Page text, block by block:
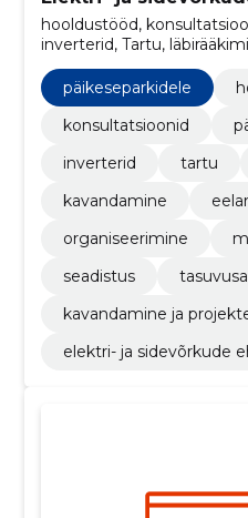
hooldustööd,
inverterid, Tartu,
eelarvestamine,
metallkonstruktsioonid
päikeseparkidele
konsultatsioonid
inverterid
tartu
kavandamine
organiseerimine
seadistus
kavandamine ja
elektri- ja sidevõrkude